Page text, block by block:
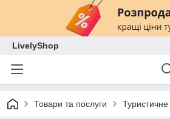
LivelyShop
Товари та послуги